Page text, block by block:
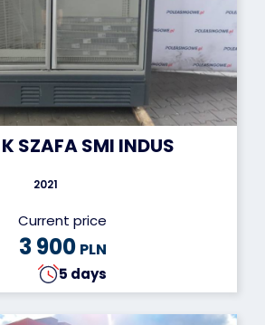
SZAFA SMI INDUS
2021
Current price
3 900 PLN
5 days